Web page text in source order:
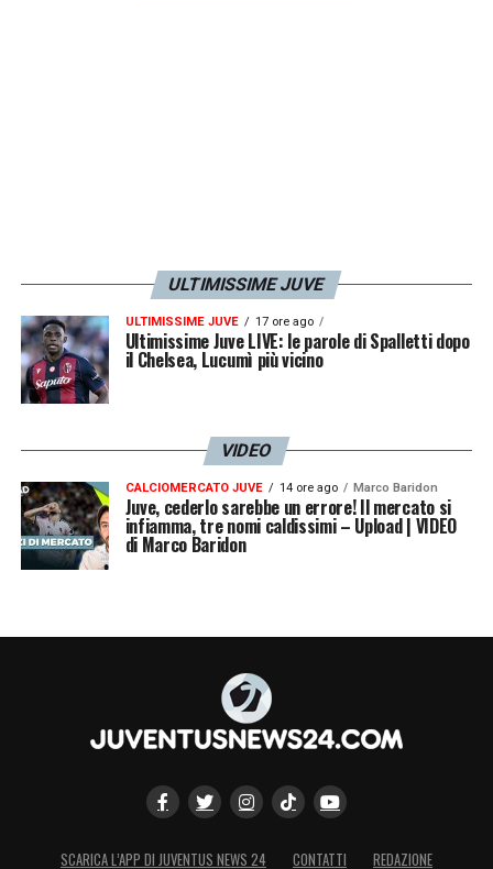
ULTIMISSIME JUVE
ULTIMISSIME JUVE 17 ore ago
Ultimissime Juve LIVE: le parole di Spalletti dopo
il Chelsea, Lucumì più vicino
VIDEO
CALCIOMERCATO JUVE 14 ore ago Marco Baridon
Juve, cederlo sarebbe un errore! Il mercato si
infiamma, tre nomi caldissimi – Upload | VIDEO
di Marco Baridon
SCARICA L’APP DI JUVENTUS NEWS 24 CONTATTI REDAZIONE